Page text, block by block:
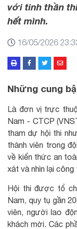
với tinh thần
hết mình.
16/05/2026
Những cung
Là đơn vị trực
Nam - CTCP
tham dự hội thi
thành viên trong
về kiến thức an
xát và nhìn lại
Hội thi được tổ
Nam, quy tụ gần
viên, người lao
khách mời. Các